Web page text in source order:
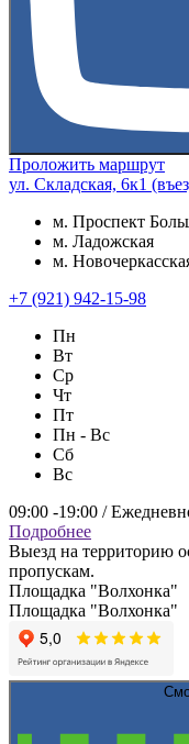
Проложить маршрут
ул. Складская, 6к1
м. Проспект
м. Ладожская
м.
+7 (921) 942-15-98
Пн
Вт
Ср
Чт
Пт
Пн - Вс
Сб
Вс
09:00 -19:00 /
Подробнее
Выезд на территорию
пропускам.
Площадка "Волхонка"
Площадка "Волхонка"